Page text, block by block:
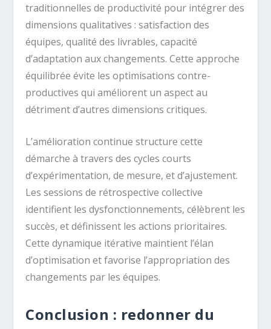
traditionnelles de productivité pour intégrer des
dimensions qualitatives : satisfaction des
équipes, qualité des livrables, capacité
d’adaptation aux changements. Cette approche
équilibrée évite les optimisations contre-
productives qui améliorent un aspect au
détriment d’autres dimensions critiques.
L’amélioration continue structure cette
démarche à travers des cycles courts
d’expérimentation, de mesure, et d’ajustement.
Les sessions de rétrospective collective
identifient les dysfonctionnements, célèbrent les
succès, et définissent les actions prioritaires.
Cette dynamique itérative maintient l’élan
d’optimisation et favorise l’appropriation des
changements par les équipes.
Conclusion : redonner du